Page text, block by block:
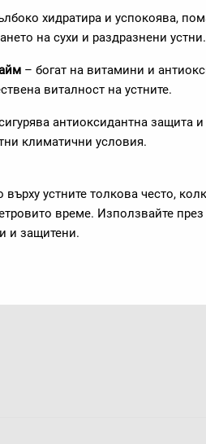
хидратира и успокоява, по
на сухи и раздразнени устни.
– богат на витамини и
виталност на устните.
антиоксидантна защита и
климатични условия.
върху устните толкова често,
време. Използвайте
и защитени.